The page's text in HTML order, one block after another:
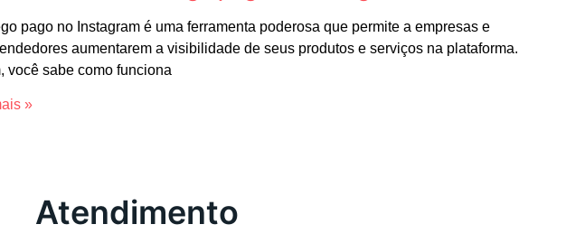
pago no Instagram é uma ferramenta poderosa que permite a empresas e
aumentarem a visibilidade de seus produtos e serviços na plataforma.
você sabe como funciona
»
Atendimento